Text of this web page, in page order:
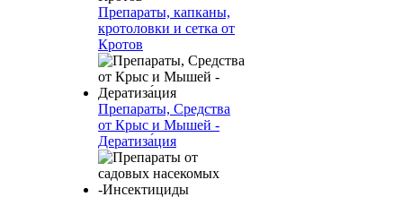
Препараты, капканы,
кротоловки и сетка от
Кротов
Препараты, Средства
от Крыс и Мышей -
Дератиза́ция